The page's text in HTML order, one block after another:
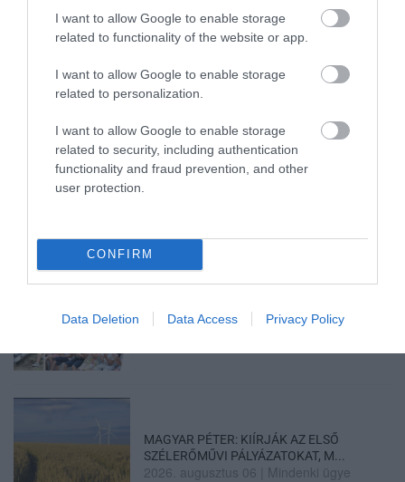
I want to allow Google to enable storage
related to functionality of the website or app.
I want to allow Google to enable storage
related to personalization.
I want to allow Google to enable storage
related to security, including authentication
functionality and fraud prevention, and other
user protection.
CONFIRM
Data Deletion Data Access Privacy Policy
EGY EGRI CSALÁD TÖRTÉNE...
2026. augusztus 06 Sport
KÓRHÁZBAN: TÖBB MINT 70 ...
2026. augusztus 06|Eger ügye
CSALÁDOKAT – HÁROM NAPON ÁT ING...
2026. augusztus 06 |Programok
MAGYAR PÉTER: KIÍRJÁK AZ ELSŐ
SZÉLERŐMŰVI PÁLYÁZATOKAT, M...
2026. augusztus 06 Mindenki ügye